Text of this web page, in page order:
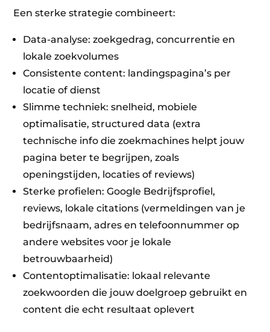
Een sterke strategie combineert:
Data-analyse: zoekgedrag, concurrentie en
lokale zoekvolumes
Consistente content: landingspagina’s per
locatie of dienst
Slimme techniek: snelheid, mobiele
optimalisatie, structured data (extra
technische info die zoekmachines helpt jouw
pagina beter te begrijpen, zoals
openingstijden, locaties of reviews)
Sterke profielen: Google Bedrijfsprofiel,
reviews, lokale citations (vermeldingen van je
bedrijfsnaam, adres en telefoonnummer op
andere websites voor je lokale
betrouwbaarheid)
Contentoptimalisatie: lokaal relevante
zoekwoorden die jouw doelgroep gebruikt en
content die echt resultaat oplevert